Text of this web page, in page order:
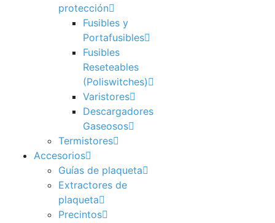
protección
Fusibles y
Portafusibles
Fusibles
Reseteables
(Poliswitches)
Varistores
Descargadores
Gaseosos
Termistores
Accesorios
Guías de plaqueta
Extractores de
plaqueta
Precintos